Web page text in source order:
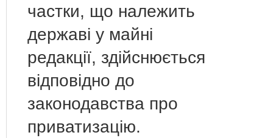
частки, що належить
державі у майні
редакції, здійснюється
відповідно до
законодавства про
приватизацію.